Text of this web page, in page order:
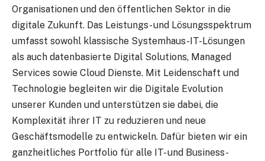
Organisationen und den öffentlichen Sektor in die
digitale Zukunft. Das Leistungs- und Lösungsspektrum
umfasst sowohl klassische Systemhaus-IT-Lösungen
als auch datenbasierte Digital Solutions, Managed
Services sowie Cloud Dienste. Mit Leidenschaft und
Technologie begleiten wir die Digitale Evolution
unserer Kunden und unterstützen sie dabei, die
Komplexität ihrer IT zu reduzieren und neue
Geschäftsmodelle zu entwickeln. Dafür bieten wir ein
ganzheitliches Portfolio für alle IT- und Business-